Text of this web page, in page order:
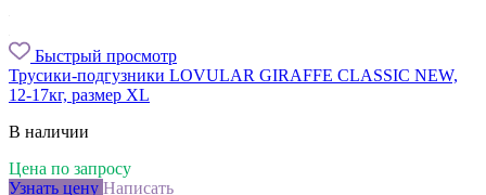
Быстрый просмотр
Трусики-подгузники LOVULAR GIRAFFE CLASSIC NEW,
12-17кг, размер XL
В наличии
Цена по запросу
Узнать цену Написать